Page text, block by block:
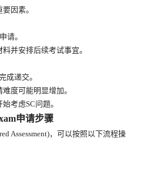
因素。
请。
并安排后续考试事宜。
递交。
度可能明显增加。
考虑SC问题。
申请步骤
Assessment)，可以按照以下流程操